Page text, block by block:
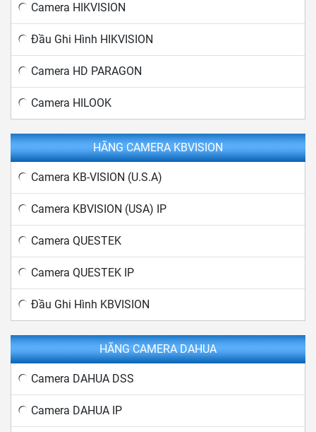
Camera HIKVISION
Đầu Ghi Hình HIKVISION
Camera HD PARAGON
Camera HILOOK
HÃNG CAMERA KBVISION
Camera KB-VISION (U.S.A)
Camera KBVISION (USA) IP
Camera QUESTEK
Camera QUESTEK IP
Đầu Ghi Hình KBVISION
HÃNG CAMERA DAHUA
Camera DAHUA DSS
Camera DAHUA IP